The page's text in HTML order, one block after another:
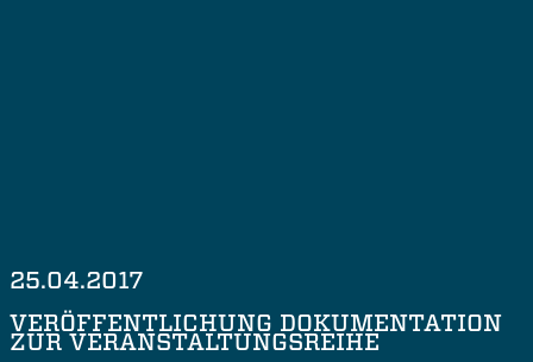
25.04.2017
VERÖFFENTLICHUNG DOKUMENTATION
ZUR VERANSTALTUNGSREIHE